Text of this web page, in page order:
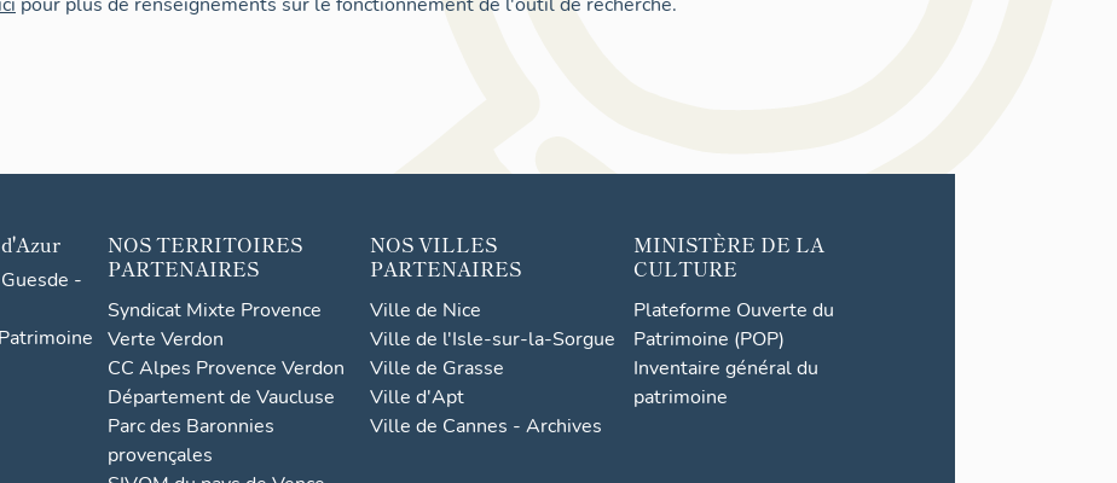
-
NOS TERRITOIRES
PARTENAIRES
Syndicat Mixte Provence
Verte Verdon
CC Alpes Provence Verdon
Département de Vaucluse
Parc des Baronnies
provençales
NOS VILLES
PARTENAIRES
Ville de Nice
Ville de l'Isle-sur-la-Sorgue
Ville de Grasse
Ville d'Apt
Ville de Cannes - Archives
MINISTÈRE DE LA
CULTURE
Plateforme Ouverte du
Patrimoine (POP)
Inventaire général du
patrimoine